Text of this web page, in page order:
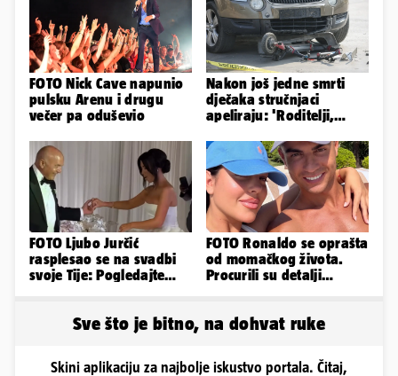
FOTO Nick Cave napunio
pulsku Arenu i drugu
večer pa oduševio
Nakon još jedne smrti
dječaka stručnjaci
apeliraju: 'Roditelji,
igračke'
FOTO Ljubo Jurčić
rasplesao se na svadbi
svoje Tije: Pogledajte
FOTO Ronaldo se oprašta
od momačkog života.
Procurili su detalji
Sve što je bitno, na dohvat ruke
Skini aplikaciju za najbolje iskustvo portala. Čitaj,